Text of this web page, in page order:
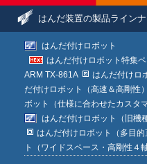
はんだ装置の製品ライン
はんだ付けロボット
はんだ付けロボット特集
ARM TX-861A
はんだ付けロ
だ付けロボット（高速＆高剛
ボット（仕様に合わせたカスタマ
はんだ付けロボット（旧機種
はんだ付けロボット（多目
ト（ワイドスペース・高剛性